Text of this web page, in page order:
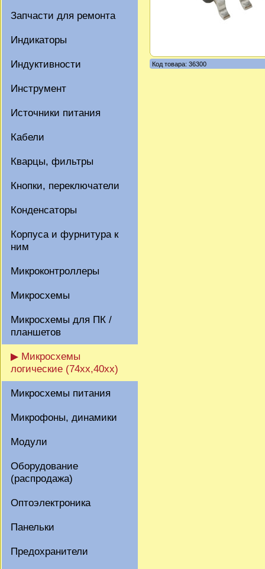
Запчасти для ремонта
Индикаторы
Индуктивности
Инструмент
Источники питания
Кабели
Кварцы, фильтры
Кнопки, переключатели
Конденсаторы
Корпуса и фурнитура к
ним
Микроконтроллеры
Микросхемы
Микросхемы для ПК /
планшетов
▶ Микросхемы
логические (74xx,40xx)
Микросхемы питания
Микрофоны, динамики
Модули
Оборудование
(распродажа)
Оптоэлектроника
Панельки
Предохранители
Код товара: 36300